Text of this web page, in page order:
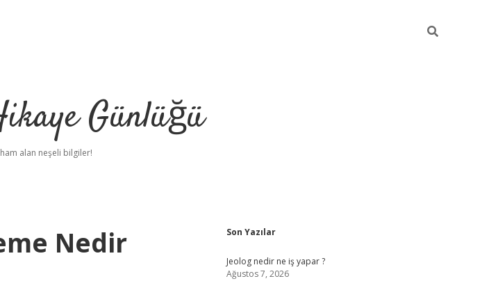
Günlüğü
alan neşeli bilgiler!
Nedir Sidebar
Son Yazılar
Jeolog nedir ne iş yapar ?
Ağustos 7, 2026